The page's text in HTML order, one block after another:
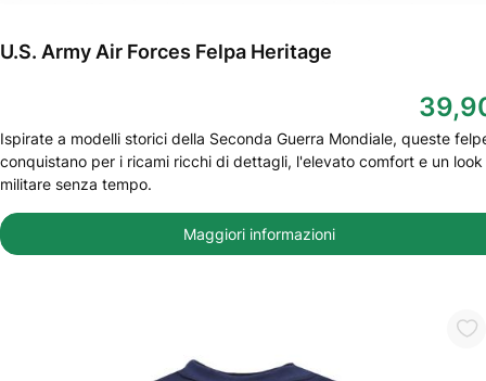
U.S. Army Air Forces Felpa Heritage
Ispirate a modelli storici della Seconda Guerra Mondiale, queste
conquistano per i ricami ricchi di dettagli, l'elevato comfort e un look
militare senza tempo.
Maggiori informazioni